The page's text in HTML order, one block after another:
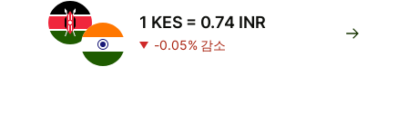
1 KES = 0.74 INR
-0.05% 감소